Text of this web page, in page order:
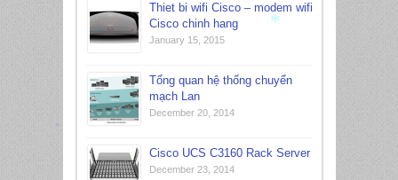
Thiet bi wifi Cisco – modem wifi
Cisco chinh hang
January 15, 2015
Tổng quan hệ thống chuyển
mạch Lan
December 20, 2014
Cisco UCS C3160 Rack Server
December 23, 2014
*
*